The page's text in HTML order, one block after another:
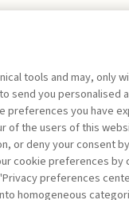
agli
tools and may, only
send you personalised
preferences you have
of the users of this
or deny your consent
cookie preferences by
preferences
homogeneous